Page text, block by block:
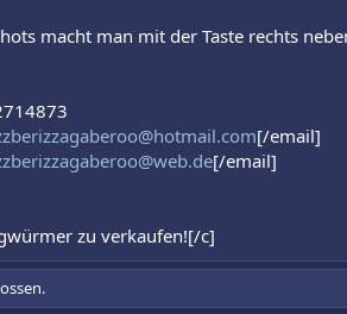
macht man mit der Taste rechts
[/email]
[/email]
zu verkaufen![/c]